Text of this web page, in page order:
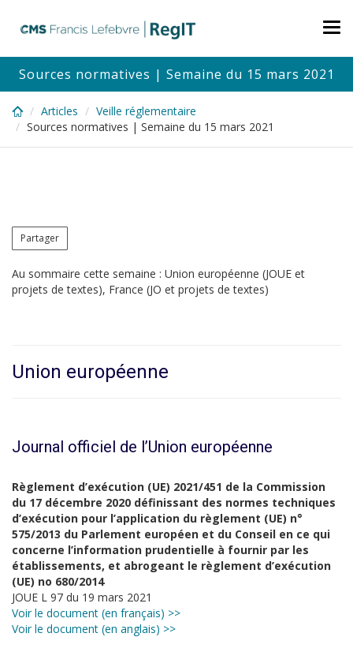
content
Sources normatives | Semaine du 15 mars 2021
Articles
Veille réglementaire
Sources normatives | Semaine du 15 mars 2021
Partager
Au sommaire cette semaine : Union européenne (JOUE et
projets de textes), France (JO et projets de textes)
Union européenne
Journal officiel de l’Union européenne
Règlement d’exécution (UE) 2021/451 de la Commission
du 17 décembre 2020 définissant des normes techniques
d’exécution pour l’application du règlement (UE) n°
575/2013 du Parlement européen et du Conseil en ce qui
concerne l’information prudentielle à fournir par les
établissements, et abrogeant le règlement d’exécution
(UE) no 680/2014
JOUE L 97 du 19 mars 2021
Voir le document (en français) >>
Voir le document (en anglais) >>